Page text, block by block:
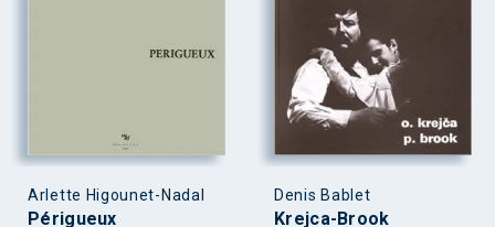
Arlette Higounet-Nadal
Périgueux
Denis Bablet
Krejca-Brook